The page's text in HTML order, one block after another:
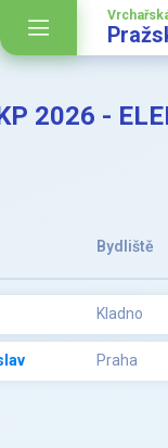
2026 -
Bydliště
Kladno
Praha